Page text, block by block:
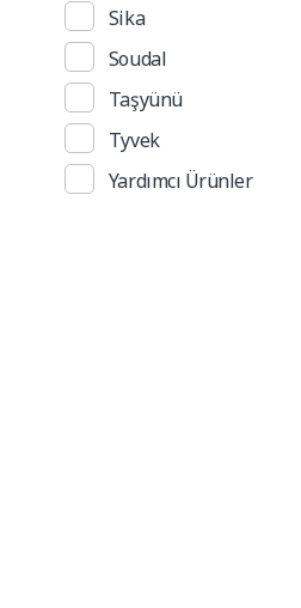
Sika
Soudal
Taşyünü
Tyvek
Yardımcı Ürünler